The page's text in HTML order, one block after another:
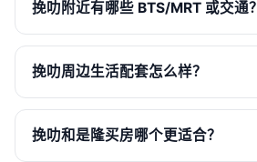
挽叻附近有哪些 BTS/MRT 或交通？
挽叻周边生活配套怎么样？
挽叻和是隆买房哪个更适合？